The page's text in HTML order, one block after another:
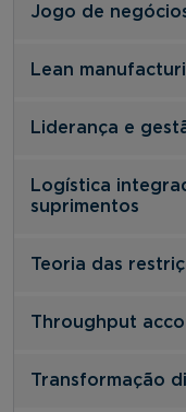
Jogo de
Lean
Liderança e
Logística
suprimentos
Teoria das
Throughput
Transformação